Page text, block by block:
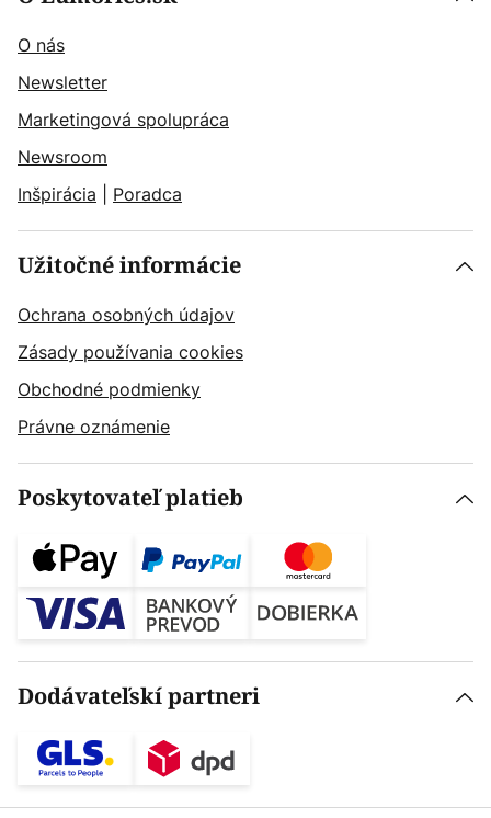
O nás
Newsletter
Marketingová spolupráca
Newsroom
Inšpirácia
Poradca
Užitočné informácie
Ochrana osobných údajov
Zásady používania cookies
Obchodné podmienky
Právne oznámenie
Poskytovateľ platieb
Dodávateľskí partneri